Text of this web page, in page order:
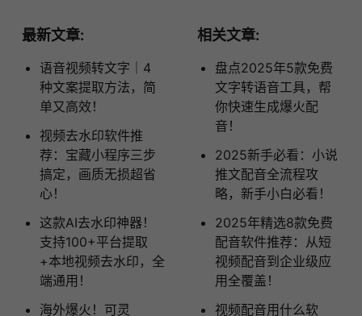
最新文章:
语音视频转文字｜4
种文案提取方法，简
单又高效！
视频去水印软件推
荐：宝藏小程序三步
搞定，画质无损超省
心！
这款AI去水印神器！
支持100+平台提取
+本地视频去水印，全
端通用！
海外爆火！可灵
相关文章:
盘点2025年5款免费
文字转语音工具，帮
你快速生成爆火配
音！
2025新手必看：小说
推文配音全流程攻
略，新手小白必看！
2025年精选8款免费
配音软件推荐：从短
视频配音到企业级应
用全覆盖！
视频配音用什么软